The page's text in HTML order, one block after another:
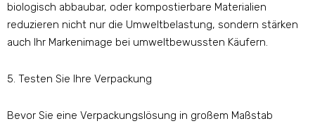
biologisch abbaubar, oder kompostierbare Materialien
reduzieren nicht nur die Umweltbelastung, sondern stärken
auch Ihr Markenimage bei umweltbewussten Käufern.
5. Testen Sie Ihre Verpackung
Bevor Sie eine Verpackungslösung in großem Maßstab